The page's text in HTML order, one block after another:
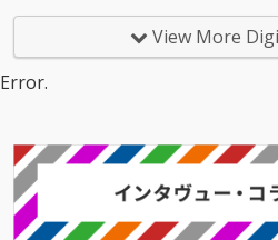
View More
Error.